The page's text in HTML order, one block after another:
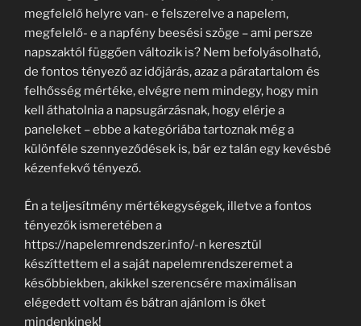
megfelelő helyre van- e felszerelve a napelem,
megfelelő- e a napfény beesési szöge – ami persze
napszaktól függően változik is? Nem befolyásolható,
de fontos tényező az időjárás, azaz a páratartalom és
felhősség mértéke, elvégre nem mindegy, hogy min
kell áthatolnia a napsugárzásnak, hogy elérje a
paneleket – ebbe a kategóriába tartoznak még a
különféle szennyeződések is, bár ez talán egy kevésbé
kézenfekvő tényező.
Én a teljesítmény mértékegységek, illetve a fontos
tényezők ismeretében a
https://napelemrendszer.info/-n keresztül
készíttettem el a saját napelemrendszeremet a
későbbiekben, akikkel szerencsére maximálisan
elégedett voltam és bátran ajánlom is őket
mindenkinek!